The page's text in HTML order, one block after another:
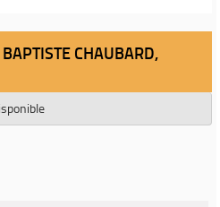
CHAUBARD,